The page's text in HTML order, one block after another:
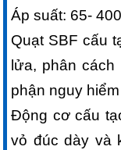
Áp suất: 65-
Quạt SBF cấu
lửa, phân
phận nguy
Động cơ cấu
vỏ đúc dày và